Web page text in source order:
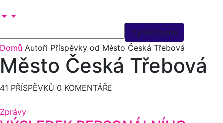
Domů Autoři Příspěvky od Město Česká Třebová
Město Česká Třebová
41 PŘÍSPĚVKŮ 0 KOMENTÁŘE
Zprávy